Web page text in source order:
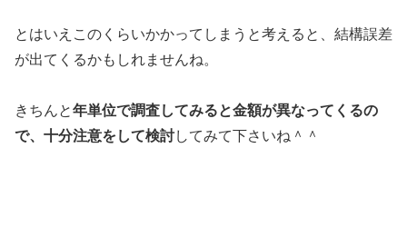
とはいえこのくらいかかってしまうと考えると、結構誤差
が出てくるかもしれませんね。
きちんと年単位で調査してみると金額が異なってくるの
で、十分注意をして検討してみて下さいね＾＾